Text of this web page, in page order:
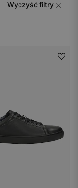
Wyczyść filtry